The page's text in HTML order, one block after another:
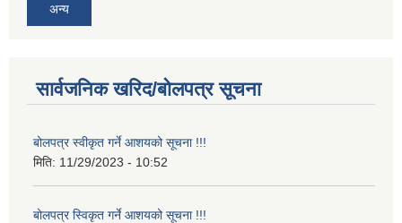
अन्य
सार्वजनिक खरिद/बोलपत्र सूचना
बोलपत्र स्वीकृत गर्ने आशयको सूचना !!!
मिति: 11/29/2023 - 10:52
बोलपत्र स्विकृत गर्ने आशयको सूचना !!!